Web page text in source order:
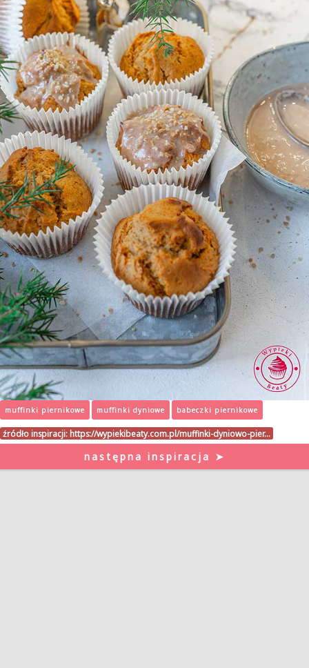
muffinki piernikowe muffinki dyniowe babeczki piernikowe
źródło inspiracji: https://wypiekibeaty.com.pl/muffinki-dyniowo-pier…
następna inspiracja ➤